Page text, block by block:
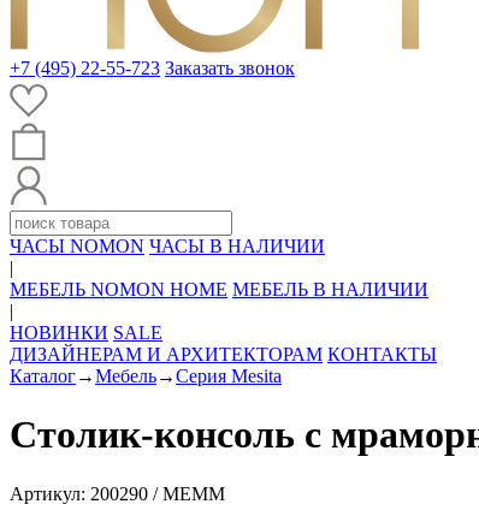
+7 (495) 22-55-723 Заказать звонок
ЧАСЫ NOMON ЧАСЫ В НАЛИЧИИ
|
МЕБЕЛЬ NOMON HOME МЕБЕЛЬ В НАЛИЧИИ
|
НОВИНКИ SALE
ДИЗАЙНЕРАМ И АРХИТЕКТОРАМ КОНТАКТЫ
Каталог→Мебель→Серия Mesita
Столик-консоль с
Артикул: 200290 / MEMM